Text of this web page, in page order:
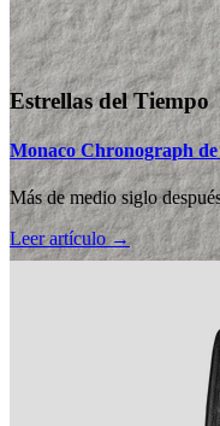
Estrellas del Tiempo
Monaco Chronograph
Más de medio siglo
Leer artículo →